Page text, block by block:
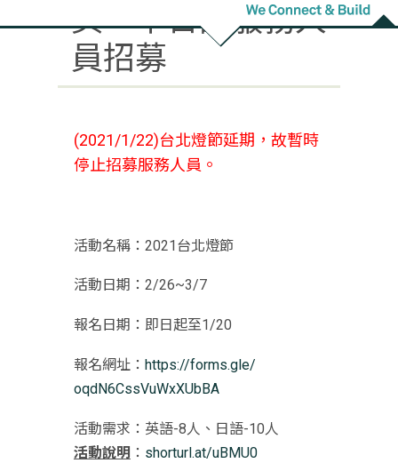
英、中日語服務人
員招募
(2021/1/22)台北燈節延期，故暫時
停止招募服務人員。
活動名稱：2021台北燈節
活動日期：2/26~3/7
報名日期：即日起至1/20
報名網址： https://forms.gle/
oqdN6CssVuWxXUbBA
活動需求：英語-8人、日語-10人
活動說明 ： shorturl.at/uBMU0